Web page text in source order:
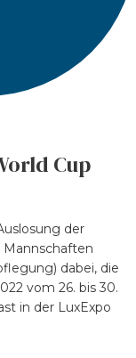
Cup
der
dabei, die
vom 26. bis 30.
in der LuxExpo